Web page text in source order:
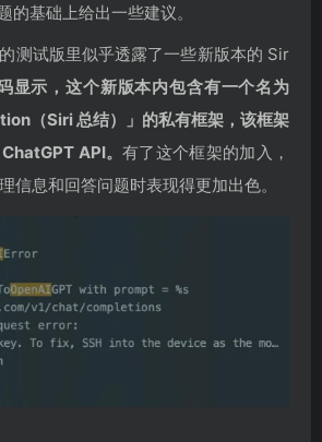
的基础上给出一些建议。
的测试版里似乎透露了一些新版本的 Sir
显示，这个新版本内包含有一个名为
（Siri 总结）」的私有框架，该框架
API。有了这个框架的加入，
信息和回答问题时表现得更加出色。